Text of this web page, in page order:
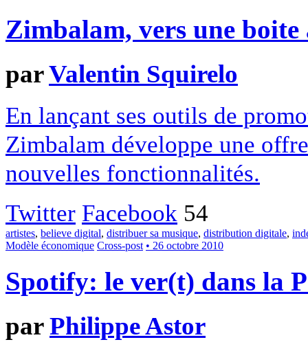
Zimbalam, vers une
parValentin Squirelo
En lançant ses outils de
Zimbalam développe une
nouvelles fonctionnalités.
Twitter Facebook 54
artistes, believe digital, distribuer sa musique, distribution digitale,
Modèle économique Cross-post • 26 octobre 2010
Spotify: le ver(t) dans la
parPhilippe Astor